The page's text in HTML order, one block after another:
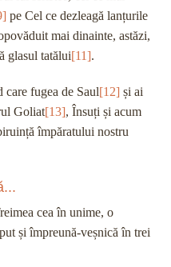
pe Cel ce dezleagă lanțurile
mai dinainte, astăzi,
glasul tatălui[11].
fugea de Saul[12] și ai
Goliat[13], Însuți și acum
împăratului nostru
cea în unime, o
și împreună-veșnică în trei